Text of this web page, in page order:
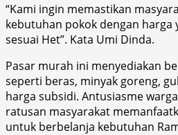
“Kami ingin memastikan
kebutuhan pokok dengan harga
sesuai Het”. Kata Umi Dinda.
Pasar murah ini menyediakan
seperti beras, minyak goreng,
harga subsidi. Antusiasme
ratusan masyarakat
untuk berbelanja kebutuhan